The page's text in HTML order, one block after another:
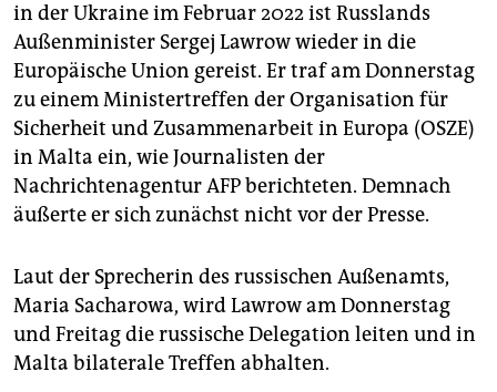
epaper login
in der Ukraine im Februar 2022 ist Russlands
Außenminister Sergej Lawrow wieder in die
Europäische Union gereist. Er traf am Donnerstag
zu einem Ministertreffen der Organisation für
Sicherheit und Zusammenarbeit in Europa (OSZE)
in Malta ein, wie Journalisten der
Nachrichtenagentur AFP berichteten. Demnach
äußerte er sich zunächst nicht vor der Presse.
Laut der Sprecherin des russischen Außenamts,
Maria Sacharowa, wird Lawrow am Donnerstag
und Freitag die russische Delegation leiten und in
Malta bilaterale Treffen abhalten.